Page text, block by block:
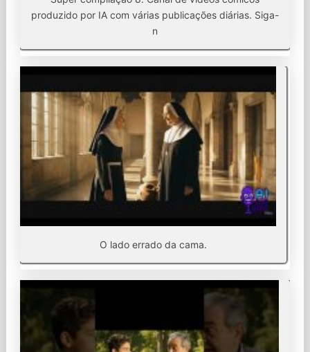
produzido por IA com várias publicações diárias. Siga-
n
O lado errado da cama.